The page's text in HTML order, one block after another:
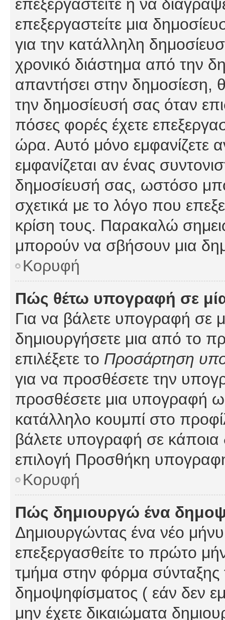
επεξεργαστείτε ή να
επεξεργαστείτε μια
για την κατάλληλη
χρονικό διάστημα από την
απαντήσει στην δημοσίεση,
την δημοσίευσή σας όταν
πόσες φορές έχετε
ώρα. Αυτό μόνο εμφανίζετε
εμφανίζεται αν ένας
δημοσίευσή σας, ωστόσο
σχετικά με το λόγο που
κρίση τους. Παρακαλώ
μπορούν να σβήσουν μια
Κορυφή
Πώς θέτω υπογραφή σε
Για να βάλετε υπογραφή σε
δημιουργήσετε μια από το
επιλέξετε το Προσάρτηση
για να προσθέσετε την
προσθέσετε μια υπογραφή
κατάλληλο κουμπί στο
βάλετε υπογραφή σε κάποια
επιλογή Προσθήκη
Κορυφή
Πώς δημιουργώ ένα
Δημιουργώντας ένα νέο
επεξεργασθείτε το πρώτο
τμήμα στην φόρμα σύνταξης
δημοψηφίσματος ( εάν δεν
μην έχετε δικαιώματα